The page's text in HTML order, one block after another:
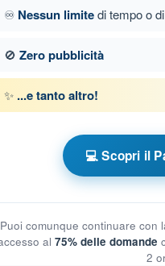
69 di 79
Deltaplano e
Esame in PDF Delta e Parapendio
♾️ Nessun limitedi tempo o
🚫 Zero pubblicità
✨ ...e tanto altro!
💻 Scopri il
Puoi comunque continuare con
al 75% delle domande
2